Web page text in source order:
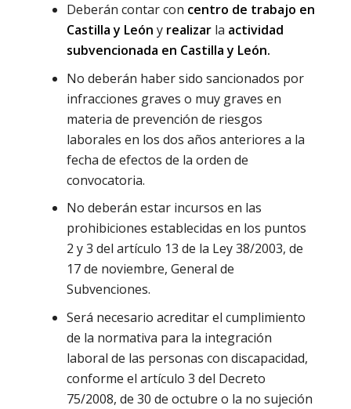
Deberán contar con centro de trabajo en
Castilla y León y realizarla actividad
subvencionada en Castilla y León.
No deberán haber sido sancionados por
infracciones graves o muy graves en
materia de prevención de riesgos
laborales en los dos años anteriores a la
fecha de efectos de la orden de
convocatoria.
No deberán estar incursos en las
prohibiciones establecidas en los puntos
2 y 3 del artículo 13 de la Ley 38/2003, de
17 de noviembre, General de
Subvenciones.
Será necesario acreditar el cumplimiento
de la normativa para la integración
laboral de las personas con discapacidad,
conforme el artículo 3 del Decreto
75/2008, de 30 de octubre o la no sujeción